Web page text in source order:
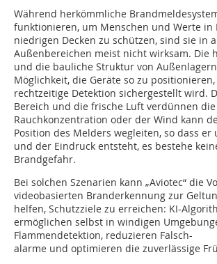
Während herkömmliche
funktionieren, um Menschen und Werte
niedrigen Decken zu schützen, sind sie in
Außenbereichen meist nicht wirksam. Die
und die bauliche Struktur von
Möglichkeit, die Geräte so zu
rechtzeitige Detektion sichergestellt wird.
Bereich und die frische Luft verdünnen die
Rauchkonzentration oder der Wind kann
Position des Melders wegleiten, so dass
und der Eindruck entsteht, es bestehe
Brandgefahr.
Bei solchen Szenarien kann „Aviotec“ die
videobasierten Branderkennung zur
helfen, Schutzziele zu erreichen: KI-
ermöglichen selbst in windigen
Flammendetektion, reduzieren Falsch-
alarme und optimieren die zuverlässige